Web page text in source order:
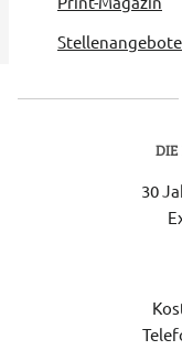
Stellenangebote
30